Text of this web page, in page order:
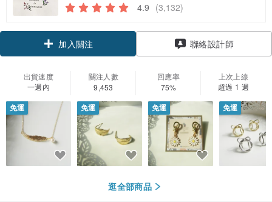
4.9 (3,132)
加入關注 聯絡設計師
出貨速度
一週內
關注人數
9,453
回應率
75%
上次上線
超過 1 週
免運 免運 免運 免運
逛全部商品